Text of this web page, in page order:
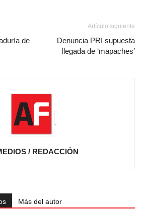
de
Artículo siguiente
Denuncia PRI supuesta
llegada de ‘mapaches’
/ REDACCIÓN
Más del autor